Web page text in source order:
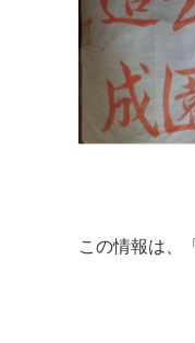
この情報は、「